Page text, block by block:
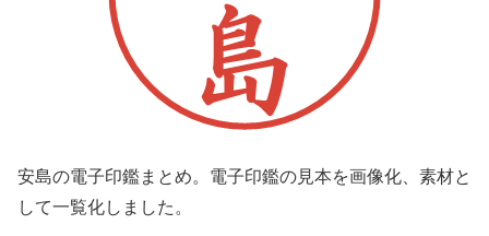
安島の電子印鑑まとめ。電子印鑑の見本を画像化、素材と
して一覧化しました。